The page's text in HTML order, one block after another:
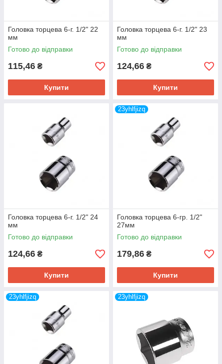
Головка торцева 6-г. 1/2" 22
мм
Готово до відправки
115,46 ₴
Купити
Головка торцева 6-г. 1/2" 23
мм
Готово до відправки
124,66 ₴
Купити
Головка торцева 6-г. 1/2" 24
мм
Готово до відправки
124,66 ₴
Купити
23yhlfjizq
Головка торцева 6-гр. 1/2"
27мм
Готово до відправки
179,86 ₴
Купити
23yhlfjizq 23yhlfjizq